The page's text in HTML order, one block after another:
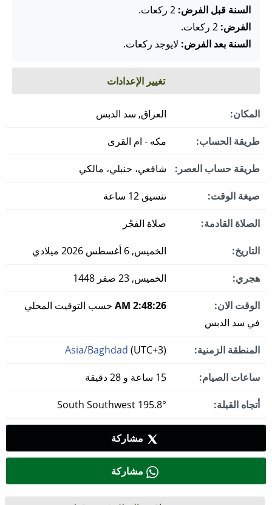
السنة قبل الفرض:
الفرض:
السنة بعد الفرض: لايوجد ركعات.
تغيير الإعدادات
المكان: العراق, سد الدبس
طريقة الحساب: مكه - ام القرى
طريقة حساب العصر: شافعي، حنبلي، مالكي
صيغة الوقت: تنسيق 12 ساعة
الصلاة القادمة: صلاة الفجْر
التاريخ: الخميس, 6 أغسطس 2026 ميلادي
هجري: الخميس, 23 صفر 1448
الوقت الان: 2:48:27 AM
حسب التوقيت المحلي
في سد الدبس
المنطقة الزمنية: Asia/Baghdad (UTC+3)
ساعات الصيام:
أتجاه القبلة:
مشاركة
مشاركة